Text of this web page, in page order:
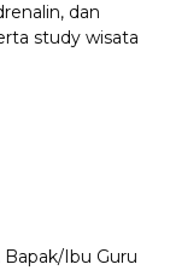
dan
study wisata
Bapak/Ibu Guru